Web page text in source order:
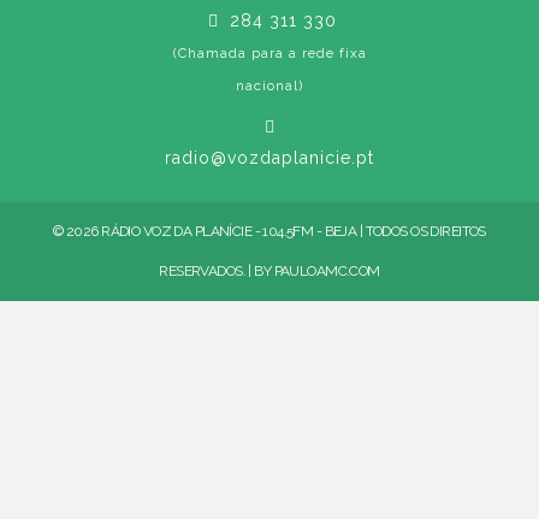
284 311 330
(Chamada para a rede fixa
nacional)
radio@vozdaplanicie.pt
© 2026 RÁDIO VOZ DA PLANÍCIE - 104.5FM - BEJA | TODOS OS DIREITOS
RESERVADOS. | BY PAULOAMC.COM